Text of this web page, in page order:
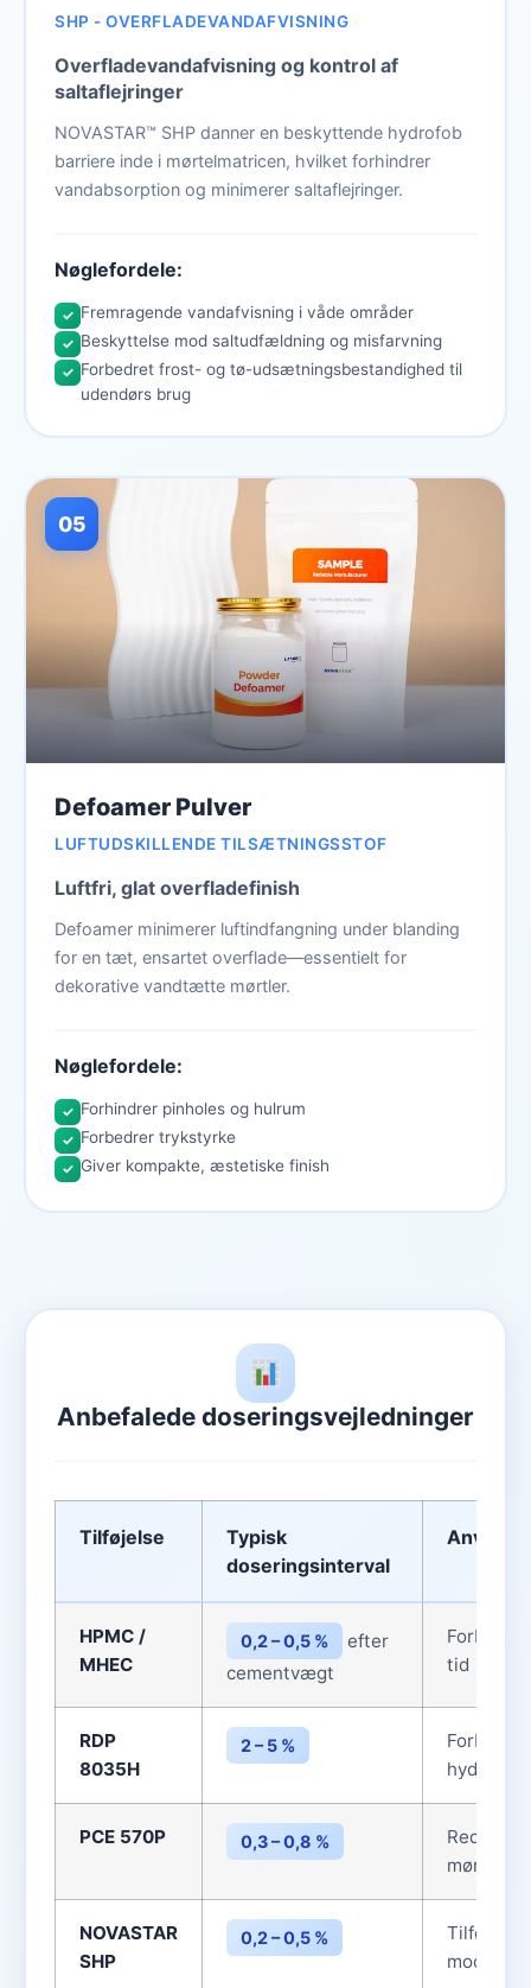
SHP - OVERFLADEVANDAFVISNING
Overfladevandafvisning og kontrol af
saltaflejringer
NOVASTAR™ SHP danner en beskyttende hydrofob
barriere inde i mørtelmatricen, hvilket forhindrer
vandabsorption og minimerer saltaflejringer.
Nøglefordele:
✓ Fremragende vandafvisning i våde områder
✓ Beskyttelse mod saltudfældning og misfarvning
✓ Forbedret frost- og tø-udsætningsbestandighed til
udendørs brug
05
Defoamer Pulver
LUFTUDSKILLENDE TILSÆTNINGSSTOF
Luftfri, glat overfladefinish
Defoamer minimerer luftindfangning under blanding
for en tæt, ensartet overflade—essentielt for
dekorative vandtætte mørtler.
Nøglefordele:
✓ Forhindrer pinholes og hulrum
✓ Forbedrer trykstyrke
✓ Giver kompakte, æstetiske finish
Anbefalede doseringsvejledninger
Tilføjelse
Typisk
doseringsinterval
HPMC /
MHEC
0,2 – 0,5 %
efter
cementvægt
tid
RDP
8035H
2 – 5 %
PCE 570P 0,3 – 0,8 %
mørtel
NOVASTAR
SHP
0,2 – 0,5 %
Tilføjer
mod-